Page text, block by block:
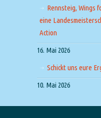
Rennsteig, Wings
eine
Action
16. Mai 2026
Schickt uns eure
10. Mai 2026